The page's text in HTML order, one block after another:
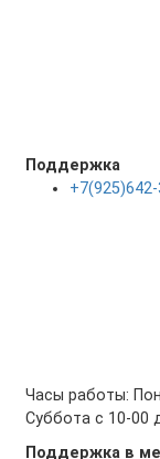
Поддержка
Часы работы:
Суббота с 10-00
Поддержка в